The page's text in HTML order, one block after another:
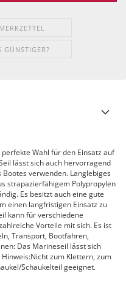
GÜNSTIGER?
Wahl für den Einsatz auf
lässt sich auch hervorragend
verwenden. Langlebiges
strapazierfähigem Polypropylen
Es besitzt auch eine gute
einen langfristigen Einsatz zu
kann für verschiedene
Vorteile mit sich. Es ist
Transport, Bootfahren,
Das Marineseil lässt sich
zum Klettern, zum
Schaukelteil geeignet.